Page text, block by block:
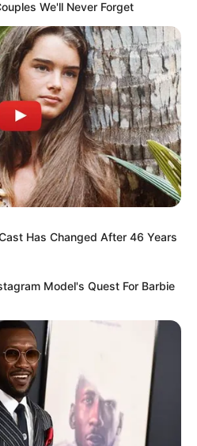
a los viajeros:
anticipación.
de la Policía de Tránsito.
efectos del alcohol o las
de velocidad.
y alimentos.
vehículo antes de viajar.
EN GOOGLE NEWS
PUENTES FESTIVOS
We'll Never Forget
Has Changed After 46 Years
Model's Quest For Barbie